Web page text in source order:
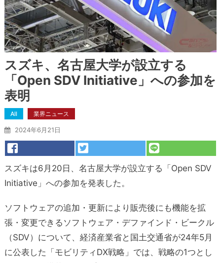
スズキ、名古屋大学が設立する
「Open SDV Initiative」への参加を
表明
All 業界ニュース
2024年6月21日
スズキは6月20日、名古屋大学が設立する「Open SDV
Initiative」への参加を発表した。
ソフトウェアの追加・更新により販売後にも機能を拡
張・変更できるソフトウェア・デファインド・ビークル
（SDV）について、経済産業省と国⼟交通省が24年5⽉
に公表した「モビリティDX戦略」では、戦略の1つとし